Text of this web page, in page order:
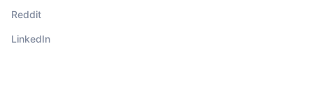
Reddit
LinkedIn